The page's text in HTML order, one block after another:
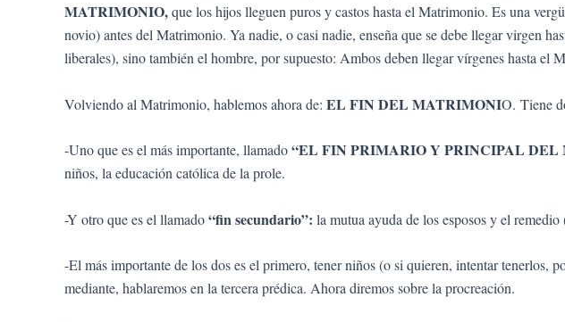
MATRIMONIO,que los hijos lleguen puros y castos hasta el Matrimonio. Es una
novio) antes del Matrimonio. Ya nadie, o casi nadie, enseña que se debe llegar virgen
liberales), sino también el hombre, por supuesto: Ambos deben llegar vírgenes hasta el
Volviendo al Matrimonio, hablemos ahora de: EL FIN DEL MATRIMONIO. Tiene
-Uno que es el más importante, llamado“EL FIN PRIMARIO Y PRINCIPAL DEL
niños, la educación católica de la prole.
-Y otro que es el llamado“fin secundario”: la mutua ayuda de los esposos y el
-El más importante de los dos es el primero, tener niños (o si quieren, intentar tenerlos,
mediante, hablaremos en la tercera prédica. Ahora diremos sobre la procreación.